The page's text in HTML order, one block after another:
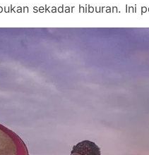
sekadar hiburan. Ini